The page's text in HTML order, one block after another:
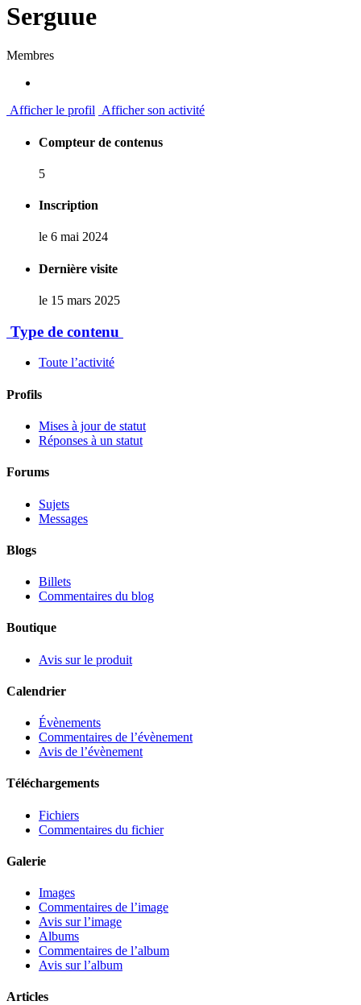
Serguue
Membres
Afficher le profil Afficher son activité
Compteur de contenus
5
Inscription
le 6 mai 2024
Dernière visite
le 15 mars 2025
Type de contenu
Toute l’activité
Profils
Mises à jour de statut
Réponses à un statut
Forums
Sujets
Messages
Blogs
Billets
Commentaires du blog
Boutique
Avis sur le produit
Calendrier
Évènements
Commentaires de l’évènement
Avis de l’évènement
Téléchargements
Fichiers
Commentaires du fichier
Galerie
Images
Commentaires de l’image
Avis sur l’image
Albums
Commentaires de l’album
Avis sur l’album
Articles